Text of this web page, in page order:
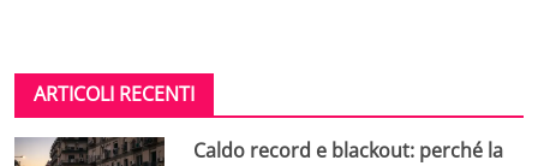
ARTICOLI RECENTI
Caldo record e blackout: perché la